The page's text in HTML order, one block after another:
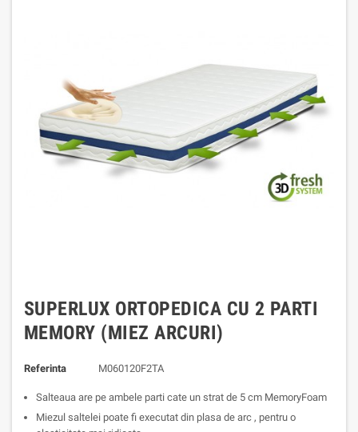
SUPERLUX ORTOPEDICA CU 2 PARTI
MEMORY (MIEZ ARCURI)
Referinta M060120F2TA
Salteaua are pe ambele parti cate un strat de 5 cm MemoryFoam
Miezul saltelei poate fi executat din plasa de arc , pentru o